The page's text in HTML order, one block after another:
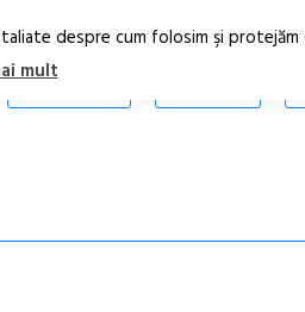
despre cum folosim şi
mult